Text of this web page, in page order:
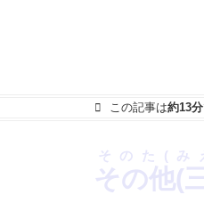
この記事は約13分
その他(
そのた(み